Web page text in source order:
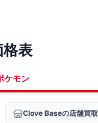
表
ケモン
Clove Baseの店舗買取